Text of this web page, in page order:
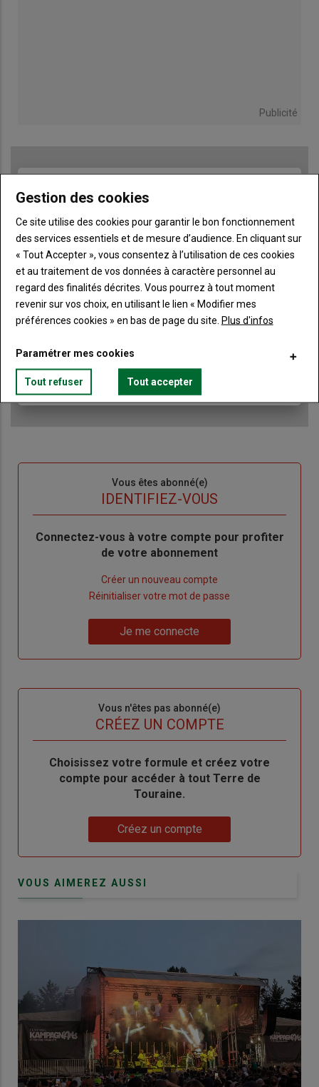
Publicité
TITRE JE M'ABONNE
Body A partir de 85€
Lien JE M'ABONNE
Liste
puce
Accédez à tous les articles du site Terre de Touraine
newsletter du journal Terre de Touraine
Vous êtes abonné(e)
IDENTIFIEZ-VOUS
Body
Connectez-vous à votre compte pour profiter
de votre abonnement
Créer un nouveau compte
de
Réinitialiser votre mot de passe
me
Je me connecte
Vous n'êtes pas abonné(e)
CRÉEZ UN COMPTE
BodyChoisissez votre formule et créez votre
compte pour accéder à tout Terre de
Touraine.
Créez un compte
VOUS AIMEREZ AUSSI
Gestion des cookies
Ce site utilise des cookies pour garantir le bon fonctionnement
des services essentiels et de mesure d’audience. En cliquant sur
« Tout Accepter », vous consentez à l’utilisation de ces cookies
et au traitement de vos données à caractère personnel au
regard des finalités décrites. Vous pourrez à tout moment
revenir sur vos choix, en utilisant le lien « Modifier mes
préférences cookies » en bas de page du site. Plus d'infos
Paramétrer mes cookies
Tout refuser Tout accepter